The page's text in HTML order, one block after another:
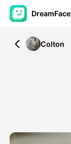
DreamFace
人工智慧工具
Colton